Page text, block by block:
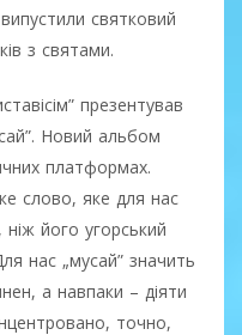
святковий
з святами.
презентував
Новий альбом
платформах.
слово, яке для нас
його угорський
нас „мусай” значить
а навпаки – діяти
точно,